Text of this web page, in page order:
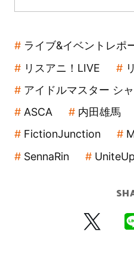
ライブ&イベントレポ
リスアニ！LIVE
アイドルマスター シ
ASCA
内田雄馬
FictionJunction
SennaRin